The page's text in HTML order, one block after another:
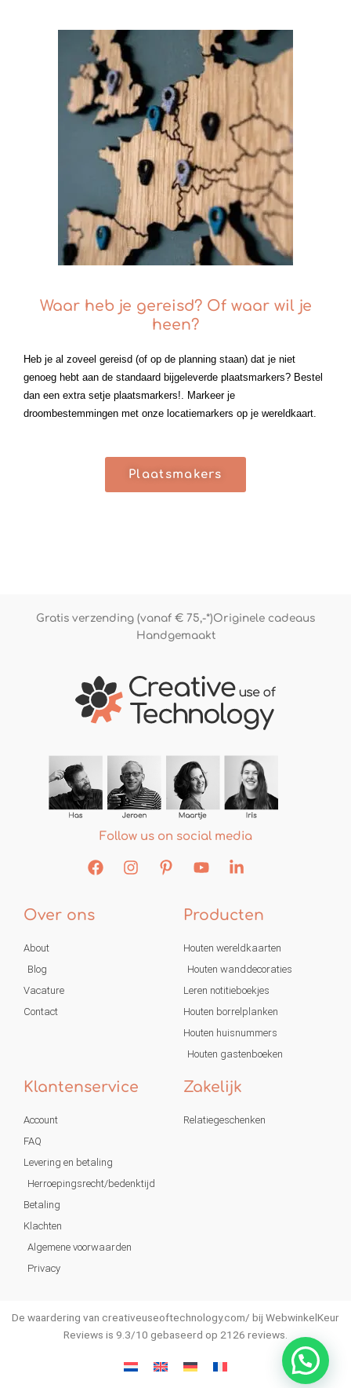
Waar heb je gereisd? Of waar wil je
heen?
Heb je al zoveel gereisd (of op de planning staan) dat je niet
genoeg hebt aan de standaard bijgeleverde plaatsmarkers? Bestel
dan een extra setje plaatsmarkers!. Markeer je
droombestemmingen met onze locatiemarkers op je wereldkaart.
Plaatsmakers
Gratis verzending (vanaf € 75,-*)Originele cadeaus
Handgemaakt
Follow us on social media
Over ons
About
Blog
Vacature
Contact
Producten
Houten wereldkaarten
Houten wanddecoraties
Leren notitieboekjes
Houten borrelplanken
Houten huisnummers
Houten gastenboeken
Klantenservice
Account
FAQ
Levering en betaling
Herroepingsrecht/bedenktijd
Betaling
Klachten
Algemene voorwaarden
Privacy
Zakelijk
Relatiegeschenken
De waardering van creativeuseoftechnology.com/ bij WebwinkelKeur
Reviews is 9.3/10 gebaseerd op 2126 reviews.